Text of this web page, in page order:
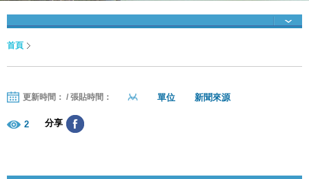
首頁
更新時間： / 張貼時間： 單位 新聞來源
2 分享